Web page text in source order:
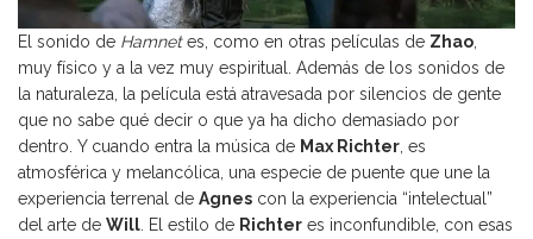
El sonido de Hamnetes, como en otras películas de Zhao
muy físico y a la vez muy espiritual. Además de los sonidos de
la naturaleza, la película está atravesada por silencios de gente
que no sabe qué decir o que ya ha dicho demasiado por
dentro. Y cuando entra la música de Max Richter , es
atmosférica y melancólica, una especie de puente que une la
experiencia terrenal de Agnes con la experiencia “intelectual”
del arte de Will . El estilo de Richter es inconfundible, con esas